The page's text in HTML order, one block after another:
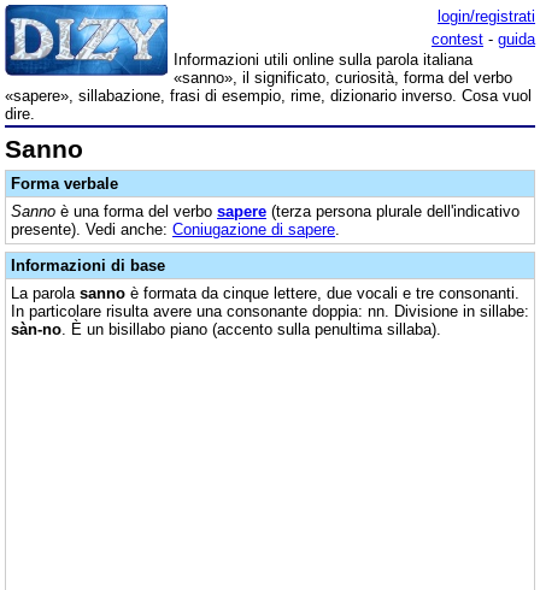
login/registrati
contest - guida
Informazioni utili online sulla parola italiana
«sanno», il significato, curiosità, forma del verbo
«sapere», sillabazione, frasi di esempio, rime, dizionario inverso. Cosa vuol
dire.
Sanno
Forma verbale
Sanno è una forma del verbo sapere (terza persona plurale dell'indicativo
presente). Vedi anche: Coniugazione di sapere
Informazioni di base
La parola sanno è formata da cinque lettere, due vocali e tre consonanti.
In particolare risulta avere una consonante doppia: nn. Divisione in sillabe:
sàn-no . È un bisillabo piano (accento sulla penultima sillaba).